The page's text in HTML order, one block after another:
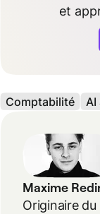
et
Comptabilité
Maxime
Originaire